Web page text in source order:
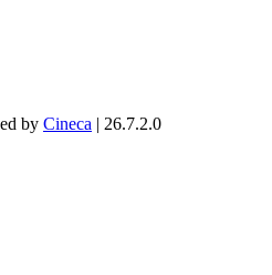
by Cineca | 26.7.2.0